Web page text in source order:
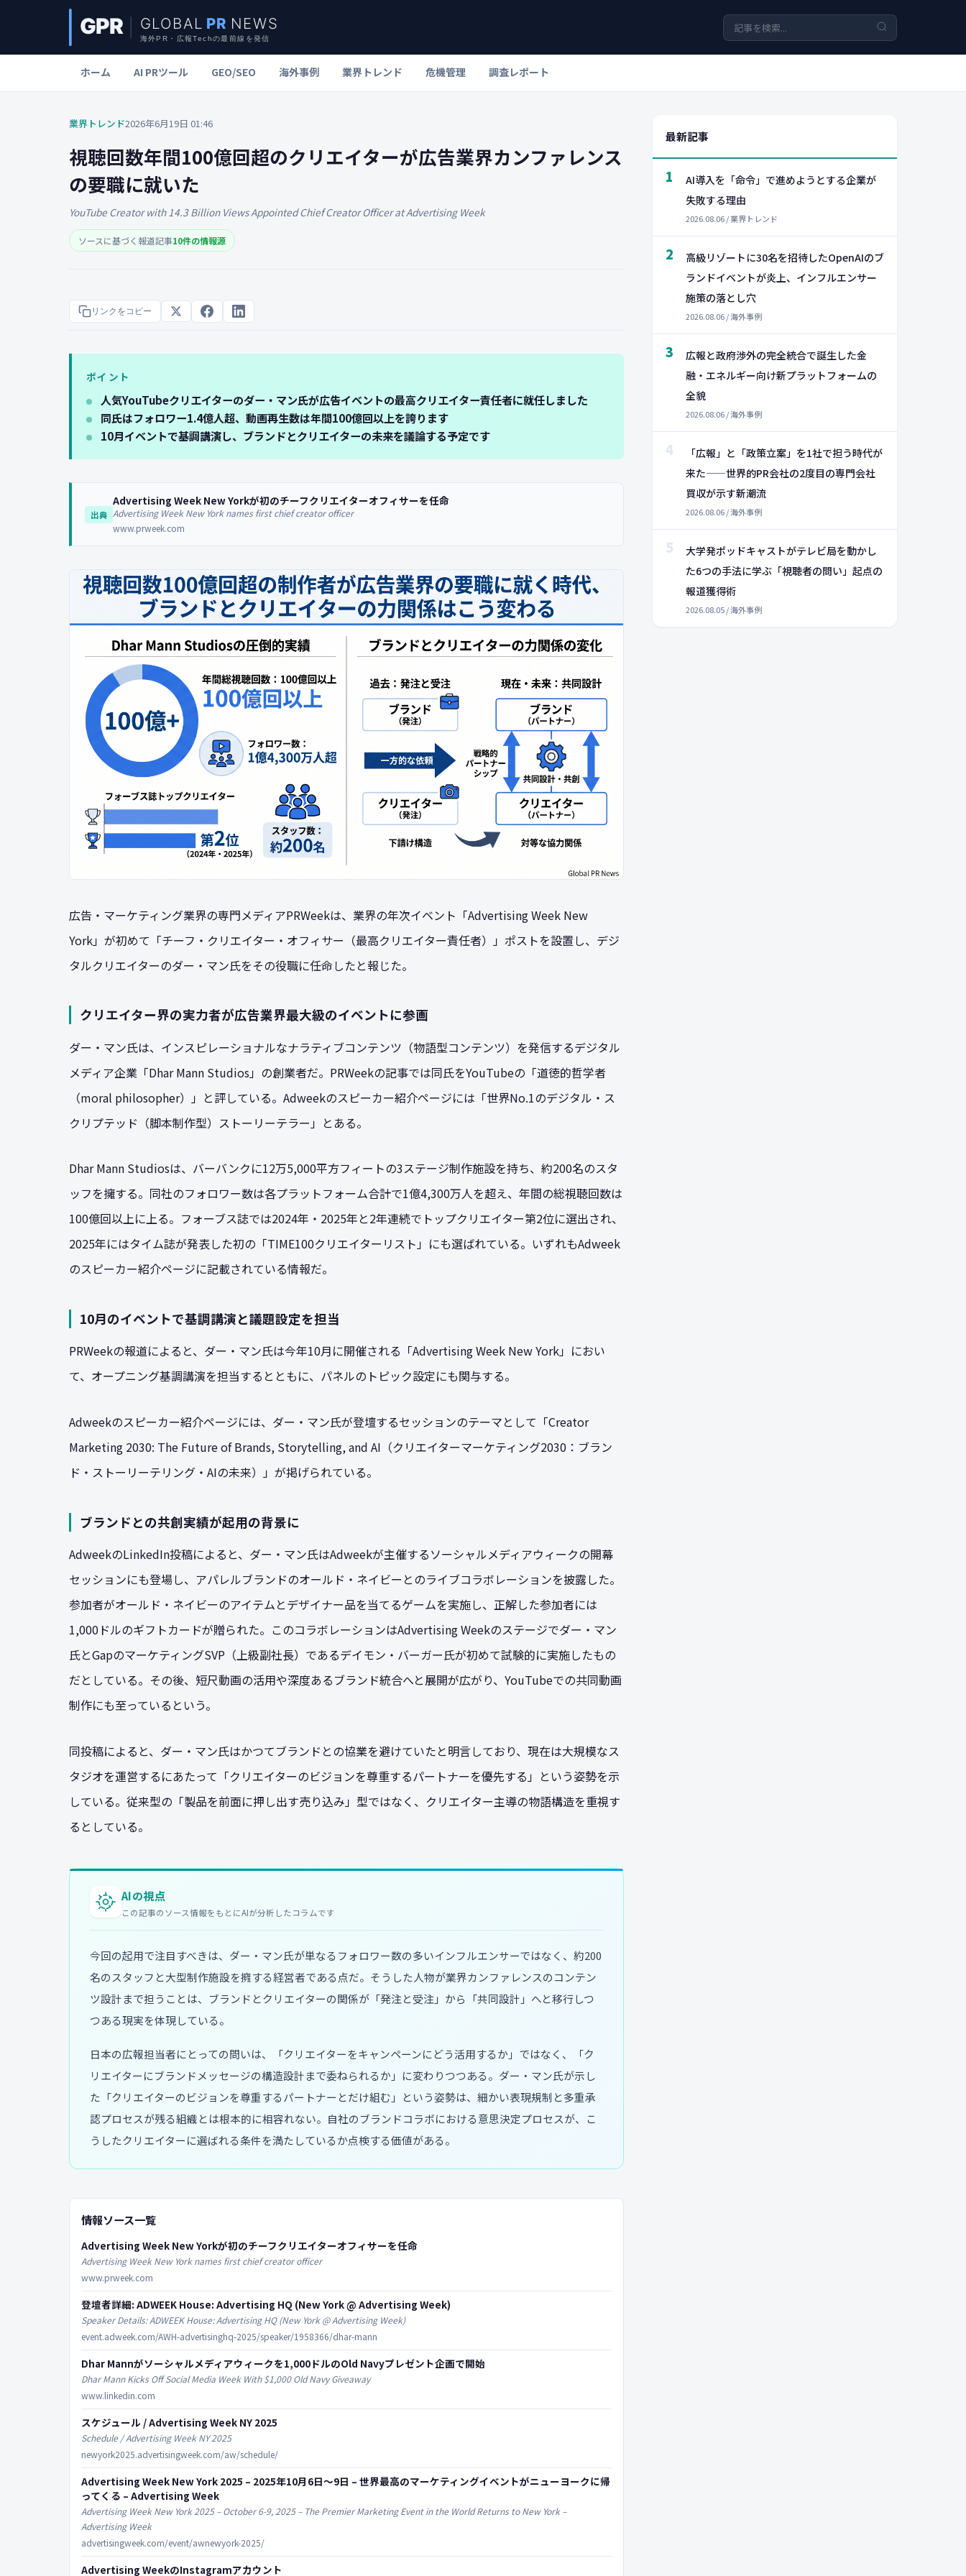
ホーム AI PRツール GEO/SEO 海外事例 業界トレンド 危機管理 調査レポート
業界トレンド2026年6月19日 01:46
視聴回数年間100億回超のクリエイターが広告業界カンファレンス
の要職に就いた
YouTube Creator with 14.3 Billion Views Appointed Chief Creator Officer at Advertising Week
ソースに基づく報道記事10件の情報源
リンクをコピー
ポイント
人気YouTubeクリエイターのダー・マン氏が広告イベントの最高クリエイター責任者に就任しました
同氏はフォロワー1.4億人超、動画再生数は年間100億回以上を誇ります
10月イベントで基調講演し、ブランドとクリエイターの未来を議論する予定です
出典
Advertising Week New Yorkが初のチーフクリエイターオフィサーを任命
Advertising Week New York names first chief creator officer
www.prweek.com
広告・マーケティング業界の専門メディアPRWeekは、業界の年次イベント「Advertising Week New
York」が初めて「チーフ・クリエイター・オフィサー（最高クリエイター責任者）」ポストを設置し、デジ
タルクリエイターのダー・マン氏をその役職に任命したと報じた。
クリエイター界の実力者が広告業界最大級のイベントに参画
ダー・マン氏は、インスピレーショナルなナラティブコンテンツ（物語型コンテンツ）を発信するデジタル
メディア企業「Dhar Mann Studios」の創業者だ。PRWeekの記事では同氏をYouTubeの「道徳的哲学者
（moral philosopher）」と評している。Adweekのスピーカー紹介ページには「世界No.1のデジタル・ス
クリプテッド（脚本制作型）ストーリーテラー」とある。
Dhar Mann Studiosは、バーバンクに12万5,000平方フィートの3ステージ制作施設を持ち、約200名のスタ
ッフを擁する。同社のフォロワー数は各プラットフォーム合計で1億4,300万人を超え、年間の総視聴回数は
100億回以上に上る。フォーブス誌では2024年・2025年と2年連続でトップクリエイター第2位に選出され、
2025年にはタイム誌が発表した初の「TIME100クリエイターリスト」にも選ばれている。いずれもAdweek
のスピーカー紹介ページに記載されている情報だ。
10月のイベントで基調講演と議題設定を担当
PRWeekの報道によると、ダー・マン氏は今年10月に開催される「Advertising Week New York」におい
て、オープニング基調講演を担当するとともに、パネルのトピック設定にも関与する。
Adweekのスピーカー紹介ページには、ダー・マン氏が登壇するセッションのテーマとして「Creator
Marketing 2030: The Future of Brands, Storytelling, and AI（クリエイターマーケティング2030：ブラン
ド・ストーリーテリング・AIの未来）」が掲げられている。
ブランドとの共創実績が起用の背景に
AdweekのLinkedIn投稿によると、ダー・マン氏はAdweekが主催するソーシャルメディアウィークの開幕
セッションにも登場し、アパレルブランドのオールド・ネイビーとのライブコラボレーションを披露した。
参加者がオールド・ネイビーのアイテムとデザイナー品を当てるゲームを実施し、正解した参加者には
1,000ドルのギフトカードが贈られた。このコラボレーションはAdvertising Weekのステージでダー・マン
氏とGapのマーケティングSVP（上級副社長）であるデイモン・バーガー氏が初めて試験的に実施したもの
だとしている。その後、短尺動画の活用や深度あるブランド統合へと展開が広がり、YouTubeでの共同動画
制作にも至っているという。
同投稿によると、ダー・マン氏はかつてブランドとの協業を避けていたと明言しており、現在は大規模なス
タジオを運営するにあたって「クリエイターのビジョンを尊重するパートナーを優先する」という姿勢を示
している。従来型の「製品を前面に押し出す売り込み」型ではなく、クリエイター主導の物語構造を重視す
るとしている。
AIの視点
この記事のソース情報をもとにAIが分析したコラムです
今回の起用で注目すべきは、ダー・マン氏が単なるフォロワー数の多いインフルエンサーではなく、約200
名のスタッフと大型制作施設を擁する経営者である点だ。そうした人物が業界カンファレンスのコンテン
ツ設計まで担うことは、ブランドとクリエイターの関係が「発注と受注」から「共同設計」へと移行しつ
つある現実を体現している。
日本の広報担当者にとっての問いは、「クリエイターをキャンペーンにどう活用するか」ではなく、「ク
リエイターにブランドメッセージの構造設計まで委ねられるか」に変わりつつある。ダー・マン氏が示し
た「クリエイターのビジョンを尊重するパートナーとだけ組む」という姿勢は、細かい表現規制と多重承
認プロセスが残る組織とは根本的に相容れない。自社のブランドコラボにおける意思決定プロセスが、こ
うしたクリエイターに選ばれる条件を満たしているか点検する価値がある。
情報ソース一覧
Advertising Week New Yorkが初のチーフクリエイターオフィサーを任命
Advertising Week New York names first chief creator officer
www.prweek.com
登壇者詳細: ADWEEK House: Advertising HQ (New York @ Advertising Week)
Speaker Details: ADWEEK House: Advertising HQ (New York @ Advertising Week)
event.adweek.com/AWH-advertisinghq-2025/speaker/1958366/dhar-mann
Dhar Mannがソーシャルメディアウィークを1,000ドルのOld Navyプレゼント企画で開始
Dhar Mann Kicks Off Social Media Week With $1,000 Old Navy Giveaway
www.linkedin.com
スケジュール / Advertising Week NY 2025
Schedule / Advertising Week NY 2025
newyork2025.advertisingweek.com/aw/schedule/
Advertising Week New York 2025 – 2025年10月6日～9日 – 世界最高のマーケティングイベントがニューヨークに帰
ってくる – Advertising Week
Advertising Week New York 2025 – October 6-9, 2025 – The Premier Marketing Event in the World Returns to New York –
Advertising Week
advertisingweek.com/event/awnewyork-2025/
Advertising WeekのInstagramアカウント
最新記事
1
AI導入を「命令」で進めようとする企業が
失敗する理由
2026.08.06 / 業界トレンド
2
高級リゾートに30名を招待したOpenAIのブ
ランドイベントが炎上、インフルエンサー
施策の落とし穴
2026.08.06 / 海外事例
3
広報と政府渉外の完全統合で誕生した金
融・エネルギー向け新プラットフォームの
全貌
2026.08.06 / 海外事例
4
「広報」と「政策立案」を1社で担う時代が
来た——世界的PR会社の2度目の専門会社
買収が示す新潮流
2026.08.06 / 海外事例
5
大学発ポッドキャストがテレビ局を動かし
た6つの手法に学ぶ「視聴者の問い」起点の
報道獲得術
2026.08.05 / 海外事例